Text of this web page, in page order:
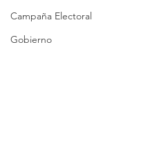
Campaña Electoral
Gobierno